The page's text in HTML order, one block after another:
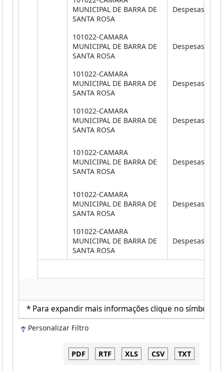
* Para expandir mais informações clique no símbolo
MUNICIPAL DE BARRA DE
SANTA ROSA
Despesas
101022-CAMARA
MUNICIPAL DE BARRA DE
SANTA ROSA
Despesas
101022-CAMARA
MUNICIPAL DE BARRA DE
SANTA ROSA
Despesas
101022-CAMARA
MUNICIPAL DE BARRA DE
SANTA ROSA
Despesas
101022-CAMARA
MUNICIPAL DE BARRA DE
SANTA ROSA
Despesas
101022-CAMARA
MUNICIPAL DE BARRA DE
SANTA ROSA
Despesas
101022-CAMARA
MUNICIPAL DE BARRA DE
SANTA ROSA
Despesas de
Personalizar Filtro